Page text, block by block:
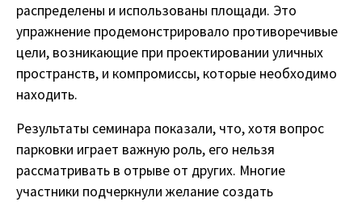
распределены и использованы площади. Это
упражнение продемонстрировало противоречивые
цели, возникающие при проектировании уличных
пространств, и компромиссы, которые необходимо
находить.
Результаты семинара показали, что, хотя вопрос
парковки играет важную роль, его нельзя
рассматривать в отрыве от других. Многие
участники подчеркнули желание создать